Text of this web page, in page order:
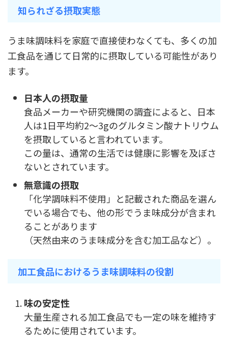
知られざる摂取実態
うま味調味料を家庭で直接使わなくても、多くの加
工食品を通じて日常的に摂取している可能性があり
ます。
日本人の摂取量
食品メーカーや研究機関の調査によると、日本
人は1日平均約2〜3gのグルタミン酸ナトリウム
を摂取していると言われています。
この量は、通常の生活では健康に影響を及ぼさ
ないとされています。
無意識の摂取
「化学調味料不使用」と記載された商品を選ん
でいる場合でも、他の形でうま味成分が含まれ
ることがあります
（天然由来のうま味成分を含む加工品など）。
加工食品におけるうま味調味料の役割
味の安定性
大量生産される加工食品でも一定の味を維持す
るために使用されています。